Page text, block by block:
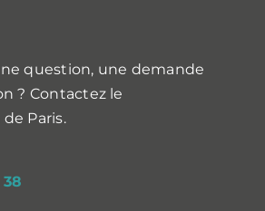
question, une demande
? Contactez le
Paris.